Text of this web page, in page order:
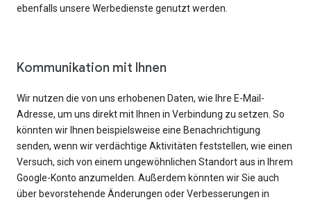
ebenfalls unsere Werbedienste genutzt werden.
Kommunikation mit Ihnen
Wir nutzen die von uns erhobenen Daten, wie Ihre E-Mail-
Adresse, um uns direkt mit Ihnen in Verbindung zu setzen. So
könnten wir Ihnen beispielsweise eine Benachrichtigung
senden, wenn wir verdächtige Aktivitäten feststellen, wie einen
Versuch, sich von einem ungewöhnlichen Standort aus in Ihrem
Google-Konto anzumelden. Außerdem könnten wir Sie auch
über bevorstehende Änderungen oder Verbesserungen in